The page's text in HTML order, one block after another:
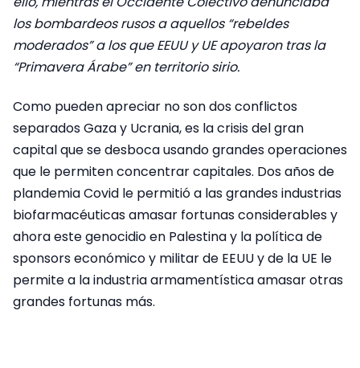
los bombardeos rusos a aquellos “rebeldes
moderados” a los que EEUU y UE apoyaron tras la
“Primavera Árabe” en territorio sirio.
Como pueden apreciar no son dos conflictos
separados Gaza y Ucrania, es la crisis del gran
capital que se desboca usando grandes operaciones
que le permiten concentrar capitales. Dos años de
plandemia Covid le permitió a las grandes industrias
biofarmacéuticas amasar fortunas considerables y
ahora este genocidio en Palestina y la política de
sponsors económico y militar de EEUU y de la UE le
permite a la industria armamentística amasar otras
grandes fortunas más.